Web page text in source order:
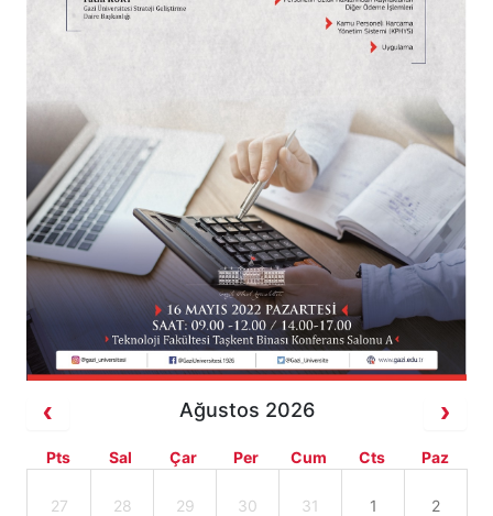
Ağustos 2026
Pts Sal Çar Per Cum Cts Paz
27 28 29 30 31 1 2